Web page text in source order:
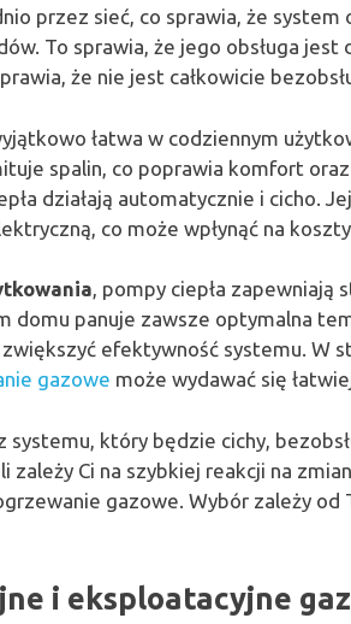
przez sieć, co sprawia, że
To sprawia, że jego obsługa jest
że nie jest całkowicie
łatwa w codziennym
spalin, co poprawia komfort
działają automatycznie i cicho.
co może wpłynąć na
, pompy ciepła zapewniają
domu panuje zawsze optymalna
efektywność systemu. W
gazowe może wydawać się
systemu, który będzie cichy,
zależy Ci na szybkiej reakcji na
gazowe. Wybór zależy
i eksploatacyjne